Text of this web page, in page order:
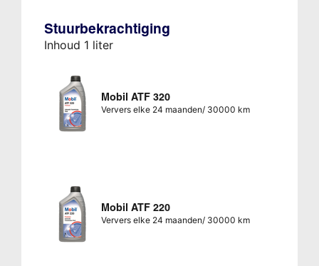
Stuurbekrachtiging
Inhoud 1 liter
Mobil ATF 320
Ververs elke 24 maanden/ 30000 km
Mobil ATF 220
Ververs elke 24 maanden/ 30000 km